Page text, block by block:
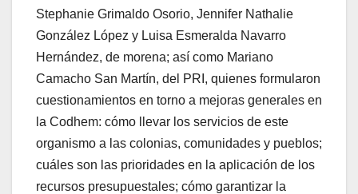
Stephanie Grimaldo Osorio, Jennifer Nathalie
González López y Luisa Esmeralda Navarro
Hernández, de morena; así como Mariano
Camacho San Martín, del PRI, quienes formularon
cuestionamientos en torno a mejoras generales en
la Codhem: cómo llevar los servicios de este
organismo a las colonias, comunidades y pueblos;
cuáles son las prioridades en la aplicación de los
recursos presupuestales; cómo garantizar la